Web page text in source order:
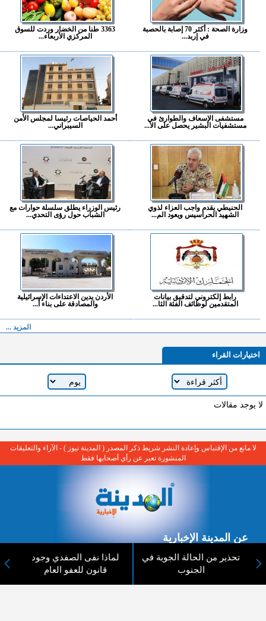
وزارة الصحة : أكثر 70 إصابة بالحصبة
في إربد...
3363 طنا من الخضار وردت للسوق
المركزي الأربعاء...
مستشفى الإسعاف والطوارئ في
مستشفيات البشير يحصل على الا...
أحمد الحياصات رئيسا لمجلس الأمن
السيبراني...
الحنيطي يقدم واجب العزاء لذوي
الشهيد الحراسيس ويعود الم...
رئيس الوزراء يطلق سلسلة حوارات مع
الشباب حول رؤى التحدي...
رابط إلكتروني لتدقيق بيانات
المتقدمين لوظائف الفئة الثا...
الأردن يدين الاعتداءات الإسرائيلية
والمصادقة على بناء أ...
المزيد ...
اختيارات القراء
لا يوجد مقالات
تحذير من الحالة الجوية في
الجنوب
لماذا نفى الصفدي وجود
قانون للعفو العام
لا مانع من الإقتباس وإعادة النشر شريط ذكر المصدر ( المدينة نيوز ) - الآراء والتعليقات
المنشورة تعبر عن رأي أصحابها فقط
عن المدينة الإخبارية
المدينة الإخبارية صحيفة الكترونية شاملة تابعة لشركة قنوات البث
الاردنية تنقل الاخبار المحلية الأردنية وأخبار فلسطين وأبرز الأخبار